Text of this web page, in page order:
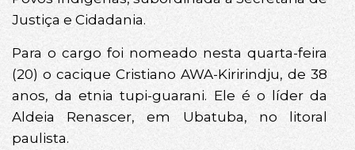
Justiça e Cidadania.
Para o cargo foi nomeado nesta quarta-feira
(20) o cacique Cristiano AWA-Kiririndju, de 38
anos, da etnia tupi-guarani. Ele é o líder da
Aldeia Renascer, em Ubatuba, no litoral
paulista.